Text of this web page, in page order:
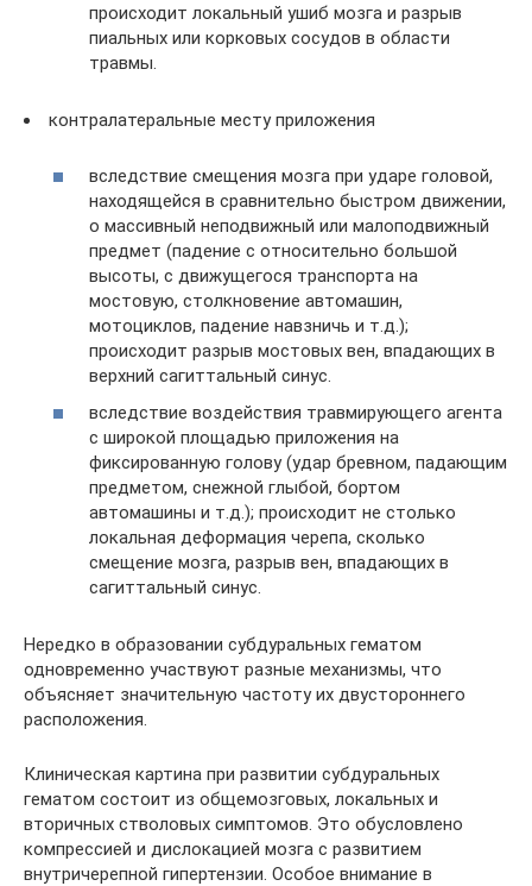
происходит локальный ушиб мозга и разрыв
пиальных или корковых сосудов в области
травмы.
контралатеральные месту приложения
вследствие смещения мозга при ударе головой,
находящейся в сравнительно быстром движении,
о массивный неподвижный или малоподвижный
предмет (падение с относительно большой
высоты, с движущегося транспорта на
мостовую, столкновение автомашин,
мотоциклов, падение навзничь и т.д.);
происходит разрыв мостовых вен, впадающих в
верхний сагиттальный синус.
вследствие воздействия травмирующего агента
с широкой площадью приложения на
фиксированную голову (удар бревном, падающим
предметом, снежной глыбой, бортом
автомашины и т.д.); происходит не столько
локальная деформация черепа, сколько
смещение мозга, разрыв вен, впадающих в
сагиттальный синус.
Нередко в образовании субдуральных гематом
одновременно участвуют разные механизмы, что
объясняет значительную частоту их двустороннего
расположения.
Клиническая картина при развитии субдуральных
гематом состоит из общемозговых, локальных и
вторичных стволовых симптомов. Это обусловлено
компрессией и дислокацией мозга с развитием
внутричерепной гипертензии. Особое внимание в